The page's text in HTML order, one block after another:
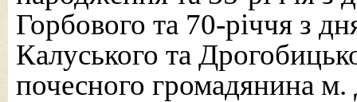
Горбового та 70-річчя з
Калуського та
почесного громадянина